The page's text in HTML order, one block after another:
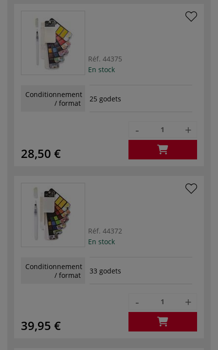
Réf. 44375
En stock
Conditionnement
/ format
25 godets
28,50 €
- +
Réf. 44372
En stock
Conditionnement
/ format
33 godets
39,95 €
- +